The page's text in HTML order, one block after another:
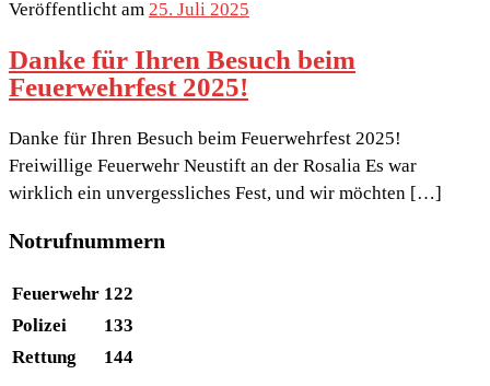
Veröffentlicht am 25. Juli 2025
Danke für Ihren Besuch beim
Feuerwehrfest 2025!
Danke für Ihren Besuch beim Feuerwehrfest 2025!
Freiwillige Feuerwehr Neustift an der Rosalia Es war
wirklich ein unvergessliches Fest, und wir möchten […]
Notrufnummern
Feuerwehr 122
Polizei
133
Rettung
144